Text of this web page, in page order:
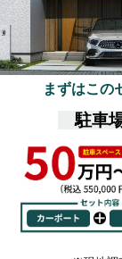
まずはこの
駐車